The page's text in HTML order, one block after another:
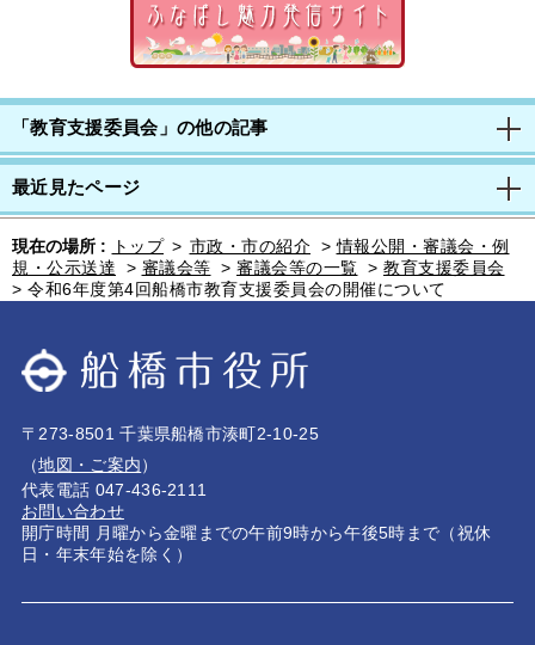
「教育支援委員会」の他の記事
最近見たページ
現在の場所 : トップ > 市政・市の紹介 >情報公開・審議会・例
規・公示送達
> 審議会等 > 審議会等の一覧 > 教育支援委員会
> 令和6年度第4回船橋市教育支援委員会の開催について
〒273-8501 千葉県船橋市湊町2-10-25
（地図・ご案内）
代表電話 047-436-2111
お問い合わせ
開庁時間 月曜から金曜までの午前9時から午後5時まで（祝休
日・年末年始を除く）